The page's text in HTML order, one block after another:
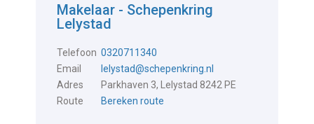
Makelaar - Schepenkring
Lelystad
Telefoon 0320711340
Email
lelystad@schepenkring.nl
Adres
Parkhaven 3, Lelystad 8242 PE
Route
Bereken route